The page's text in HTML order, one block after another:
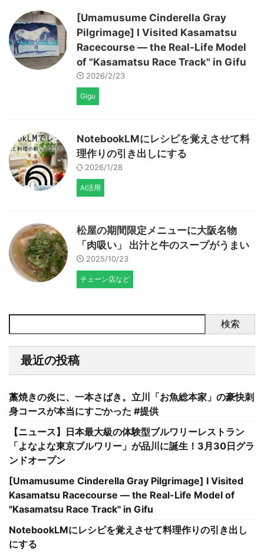
[Umamusume Cinderella Gray
Pilgrimage] I Visited Kasamatsu
Racecourse — the Real-Life Model
of "Kasamatsu Race Track" in Gifu
2026/2/23
Gigu
NotebookLMにレシピを覚えさせて料
理作りの引き出しにする
2026/1/28
AI活用
松屋の期間限定メニューに大阪名物
「肉吸い」 出汁と牛のスープがうまい
2025/10/23
チェーン店など
検索
最近の投稿
藁焼きの炎に、一本さばき。立川「お魚総本家」の豪快刺
身コースが本当にすごかった #提供
【ニュース】日本最大級の体験型ブルワリーレストラン
「よなよな東京ブルワリー」が品川に誕生！3月30日グラ
ンドオープン
[Umamusume Cinderella Gray Pilgrimage] I Visited
Kasamatsu Racecourse — the Real-Life Model of
"Kasamatsu Race Track" in Gifu
NotebookLMにレシピを覚えさせて料理作りの引き出し
にする